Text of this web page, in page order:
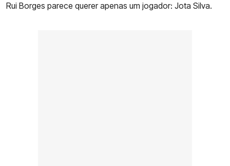
Rui Borges parece querer apenas um jogador: Jota Silva.